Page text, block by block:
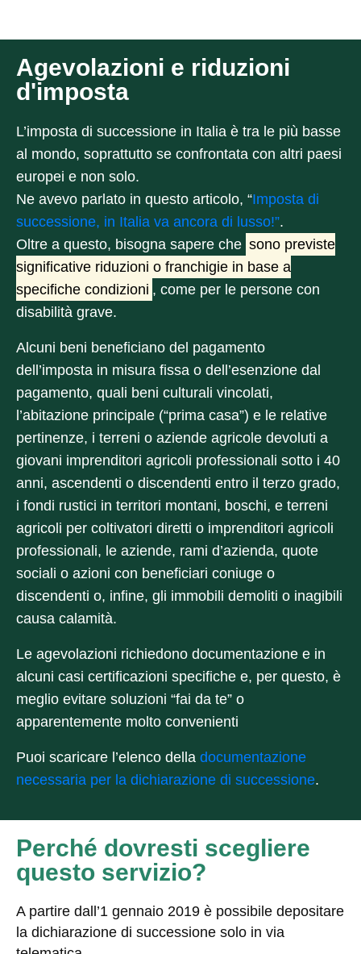
Agevolazioni e riduzioni
d'imposta
L’imposta di successione in Italia è tra le più basse
al mondo, soprattutto se confrontata con altri paesi
europei e non solo.
Ne avevo parlato in questo articolo, “Imposta di
successione, in Italia va ancora di lusso!”.
Oltre a questo, bisogna sapere che sono previste
significative riduzioni o franchigie in base a
specifiche condizioni , come per le persone con
disabilità grave.
Alcuni beni beneficiano del pagamento
dell’imposta in misura fissa o dell’esenzione dal
pagamento, quali beni culturali vincolati,
l’abitazione principale (“prima casa”) e le relative
pertinenze, i terreni o aziende agricole devoluti a
giovani imprenditori agricoli professionali sotto i 40
anni, ascendenti o discendenti entro il terzo grado,
i fondi rustici in territori montani, boschi, e terreni
agricoli per coltivatori diretti o imprenditori agricoli
professionali, le aziende, rami d’azienda, quote
sociali o azioni con beneficiari coniuge o
discendenti o, infine, gli immobili demoliti o inagibili
causa calamità.
Le agevolazioni richiedono documentazione e in
alcuni casi certificazioni specifiche e, per questo, è
meglio evitare soluzioni “fai da te” o
apparentemente molto convenienti
Puoi scaricare l’elenco della documentazione
necessaria per la dichiarazione di successione.
Perché dovresti scegliere
questo servizio?
A partire dall’1 gennaio 2019 è possibile depositare
la dichiarazione di successione solo in via